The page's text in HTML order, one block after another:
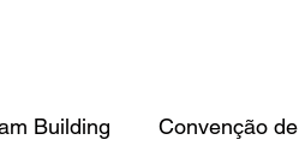
Building Convenção